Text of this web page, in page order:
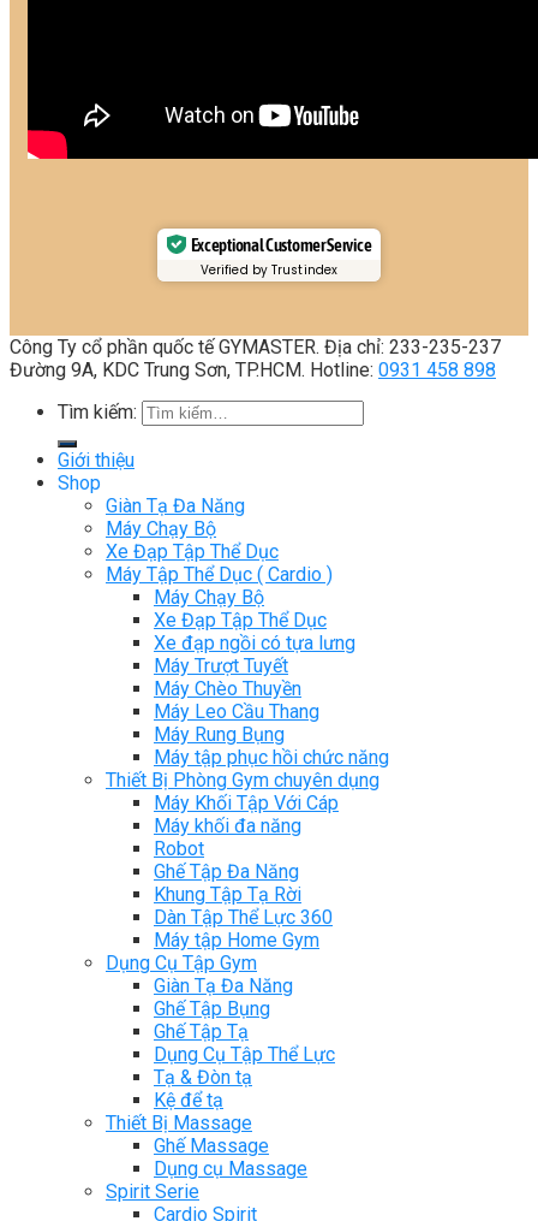
Exceptional Customer Service
Verified by Trustindex
Công Ty cổ phần quốc tế GYMASTER. Địa chỉ: 233-235-237
Đường 9A, KDC Trung Sơn, TP.HCM. Hotline: 0931 458 898
Tìm kiếm:
Giới thiệu
Shop
Giàn Tạ Đa Năng
Máy Chạy Bộ
Xe Đạp Tập Thể Dục
Máy Tập Thể Dục ( Cardio )
Máy Chạy Bộ
Xe Đạp Tập Thể Dục
Xe đạp ngồi có tựa lưng
Máy Trượt Tuyết
Máy Chèo Thuyền
Máy Leo Cầu Thang
Máy Rung Bụng
Máy tập phục hồi chức năng
Thiết Bị Phòng Gym chuyên dụng
Máy Khối Tập Với Cáp
Máy khối đa năng
Robot
Ghế Tập Đa Năng
Khung Tập Tạ Rời
Dàn Tập Thể Lực 360
Máy tập Home Gym
Dụng Cụ Tập Gym
Giàn Tạ Đa Năng
Ghế Tập Bụng
Ghế Tập Tạ
Dụng Cụ Tập Thể Lực
Tạ & Đòn tạ
Kệ để tạ
Thiết Bị Massage
Ghế Massage
Dụng cụ Massage
Spirit Serie
Cardio Spirit